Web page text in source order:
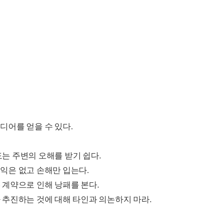
어를 얻을 수 있다.
주변의 오해를 받기 쉽다.
은 없고 손해만 입는다.
약으로 인해 낭패를 본다.
진하는 것에 대해 타인과 의논하지 마라.